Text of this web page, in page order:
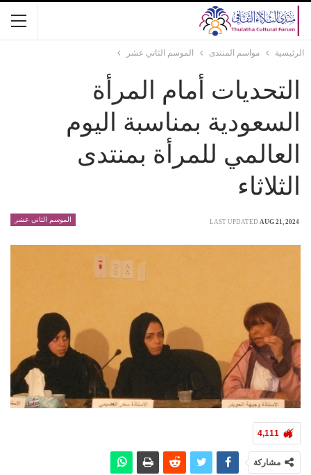
الرئيسية مواسم المنتدى الموسم الثاني عشر
التحديات أمام المرأة
السعودية بمناسبة اليوم
العالمي للمرأة بمنتدى
الثلاثاء
الموسم الثاني عشر LAST UPDATED AUG 21, 2024
4,111
مشاركة